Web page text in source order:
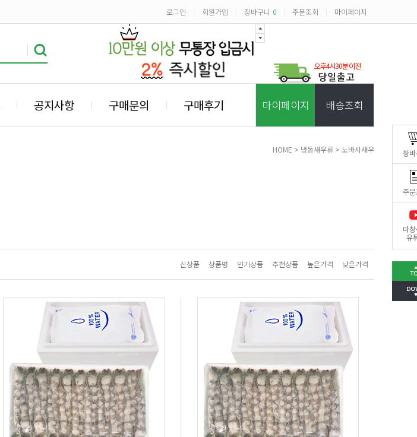
장
주
마
유
로그인 회원가입 장바구니 0 주문조회 마이페이지
공지사항 구매문의 구매후기 마이페이지 배송조회
HOME > 냉동새우류 > 노바시새우
신상품 상품명 인기상품 추천상품 높은가격 낮은가격